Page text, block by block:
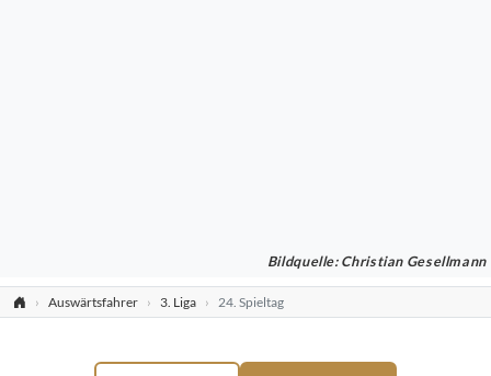
Bildquelle: Christian Gesellmann
Auswärtsfahrer 3. Liga 24. Spieltag